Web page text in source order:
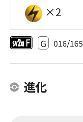
×2
G 016/165
進化